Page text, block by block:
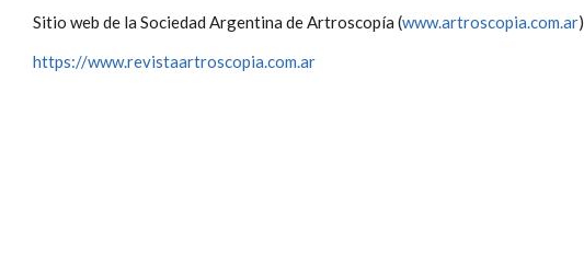
Sitio web de la Sociedad Argentina de Artroscopía (www.artroscopia.com.ar)
https://www.revistaartroscopia.com.ar